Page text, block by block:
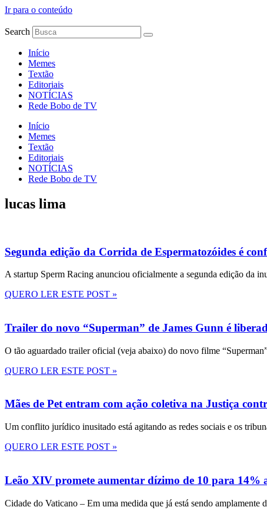
Ir para o conteúdo
Search
Início
Memes
Textão
Editoriais
NOTÍCIAS
Rede Bobo de TV
Início
Memes
Textão
Editoriais
NOTÍCIAS
Rede Bobo de TV
lucas lima
Segunda edição da Corrida de Espermatozóides é
A startup Sperm Racing anunciou oficialmente a segunda edição da
QUERO LER ESTE POST »
Trailer do novo “Superman” de James Gunn é
O tão aguardado trailer oficial (veja abaixo) do novo filme
QUERO LER ESTE POST »
Mães de Pet entram com ação coletiva na Justiça
Um conflito jurídico inusitado está agitando as redes sociais e os
QUERO LER ESTE POST »
Leão XIV promete aumentar dízimo de 10 para 14%
Cidade do Vaticano – Em uma medida que já está sendo